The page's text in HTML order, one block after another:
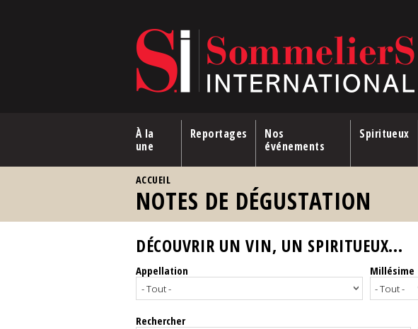
À la
une
Reportages
Nos
événements
Spiritueux
ACCUEIL
NOTES DE DÉGUSTATION
DÉCOUVRIR UN VIN, UN SPIRITUEUX...
Appellation Millésime
Rechercher